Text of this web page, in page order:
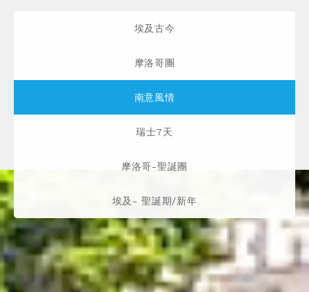
埃及古今
摩洛哥團
南意風情
瑞士7天
摩洛哥-聖誕團
埃及- 聖誕期/新年